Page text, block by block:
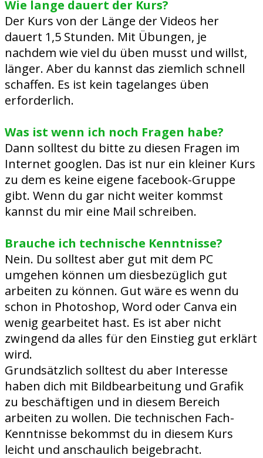
Wie lange dauert der Kurs?
Der Kurs von der Länge der Videos her
dauert 1,5 Stunden. Mit Übungen, je
nachdem wie viel du üben musst und willst,
länger. Aber du kannst das ziemlich schnell
schaffen. Es ist kein tagelanges üben
erforderlich.
Was ist wenn ich noch Fragen habe?
Dann solltest du bitte zu diesen Fragen im
Internet googlen. Das ist nur ein kleiner Kurs
zu dem es keine eigene facebook-Gruppe
gibt. Wenn du gar nicht weiter kommst
kannst du mir eine Mail schreiben.
Brauche ich technische Kenntnisse?
Nein. Du solltest aber gut mit dem PC
umgehen können um diesbezüglich gut
arbeiten zu können. Gut wäre es wenn du
schon in Photoshop, Word oder Canva ein
wenig gearbeitet hast. Es ist aber nicht
zwingend da alles für den Einstieg gut erklärt
wird.
Grundsätzlich solltest du aber Interesse
haben dich mit Bildbearbeitung und Grafik
zu beschäftigen und in diesem Bereich
arbeiten zu wollen. Die technischen Fach-
Kenntnisse bekommst du in diesem Kurs
leicht und anschaulich beigebracht.